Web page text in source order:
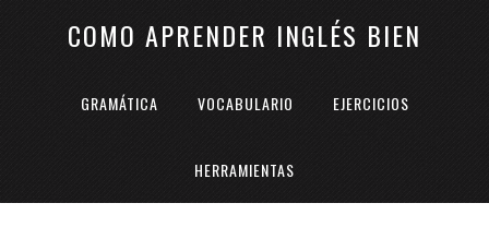
COMO APRENDER INGLÉS BIEN
GRAMÁTICA VOCABULARIO EJERCICIOS
HERRAMIENTAS